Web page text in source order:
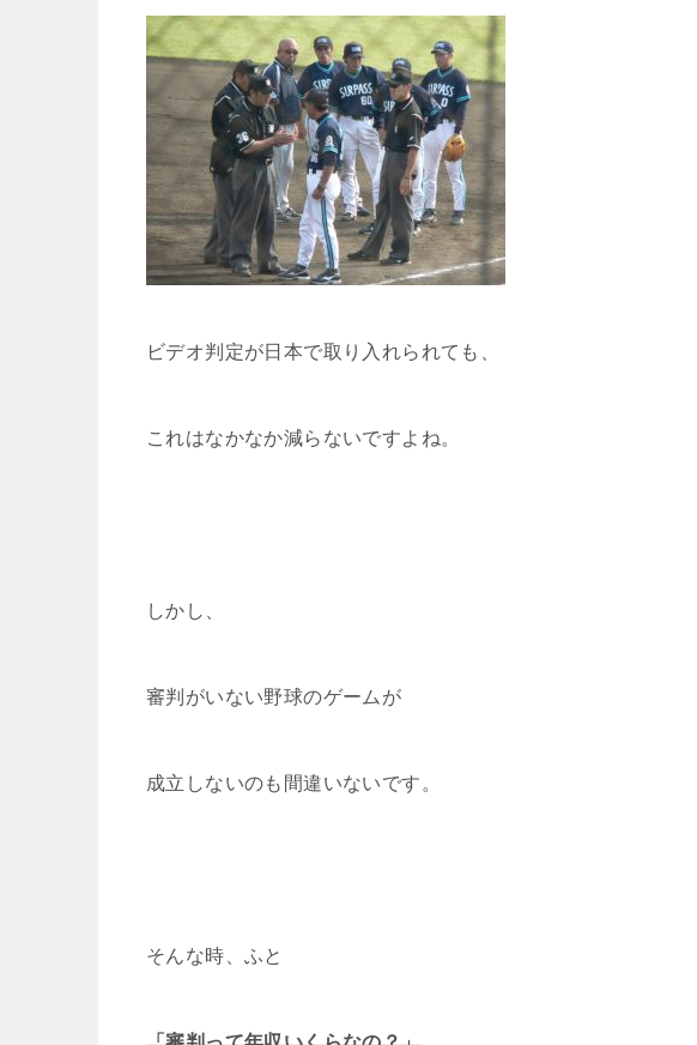
ビデオ判定が日本で取り入れられても、
これはなかなか減らないですよね。
しかし、
審判がいない野球のゲームが
成立しないのも間違いないです。
そんな時、ふと